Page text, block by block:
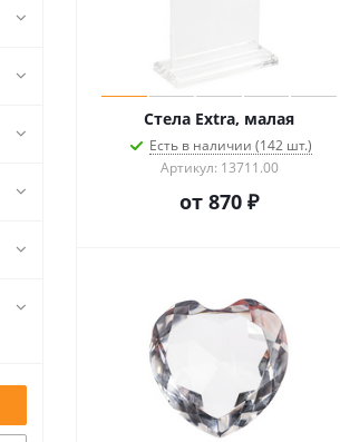
Стела Extra, малая
Есть в наличии (142 шт.)
Артикул: 13711.00
от 870 ₽